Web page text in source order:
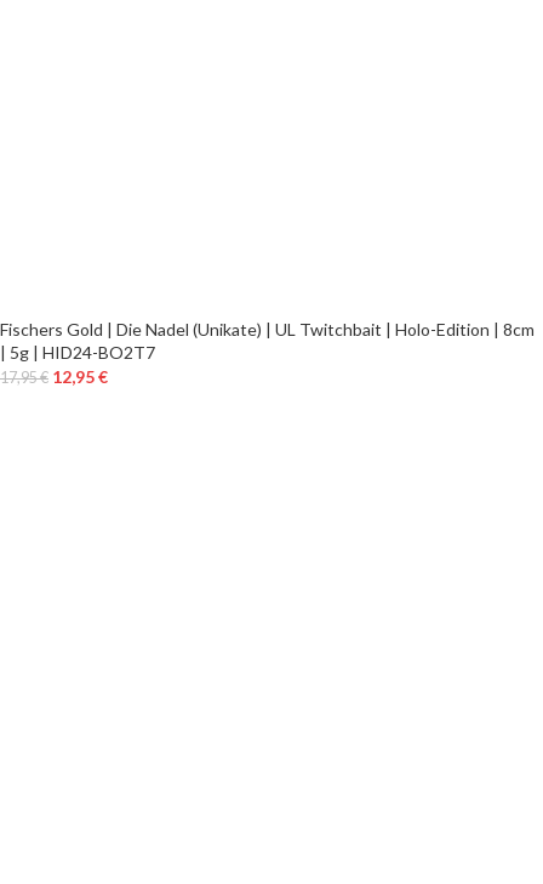
Fischers Gold | Die Nadel (Unikate) | UL Twitchbait | Holo-Edition | 8cm
| 5g | HID24-BO2T7
17,95€ 12,95€